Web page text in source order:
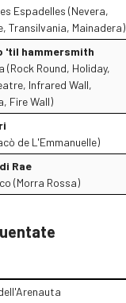
Espadelles (Nevera,
Transilvania, Mainadera)
'til hammersmith
(Rock Round, Holiday,
Infrared Wall,
Fire Wall)
de L'Emmanuelle)
Rae
(Morra Rossa)